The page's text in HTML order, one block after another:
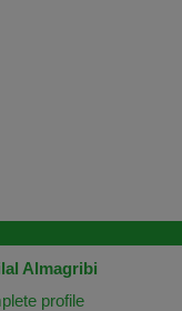
Almagribi
profile